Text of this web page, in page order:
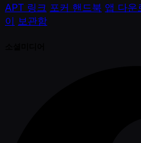
APT 링크 포커 핸드북 앱 다운
이 보관함